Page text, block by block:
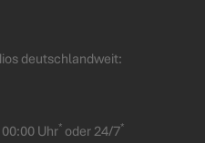
deutschlandweit:
Uhr* oder 24/7*